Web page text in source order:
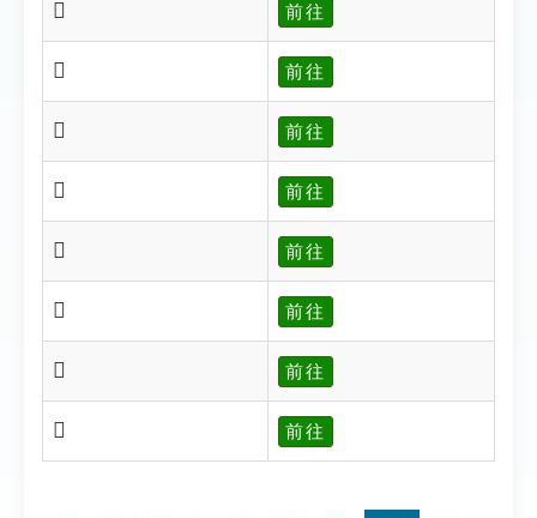
𦎇 前往
𦎈 前往
𦎉 前往
𦎊 前往
𦎋 前往
𦎍 前往
𦎗 前往
𦎘 前往